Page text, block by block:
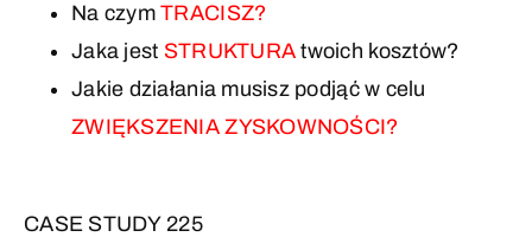
Blog
Na czymTRACISZ?
Jaka jest STRUKTURA twoich kosztów?
Jakie działania musisz podjąć w celu
ZWIĘKSZENIA ZYSKOWNOŚCI?
CASE STUDY 225